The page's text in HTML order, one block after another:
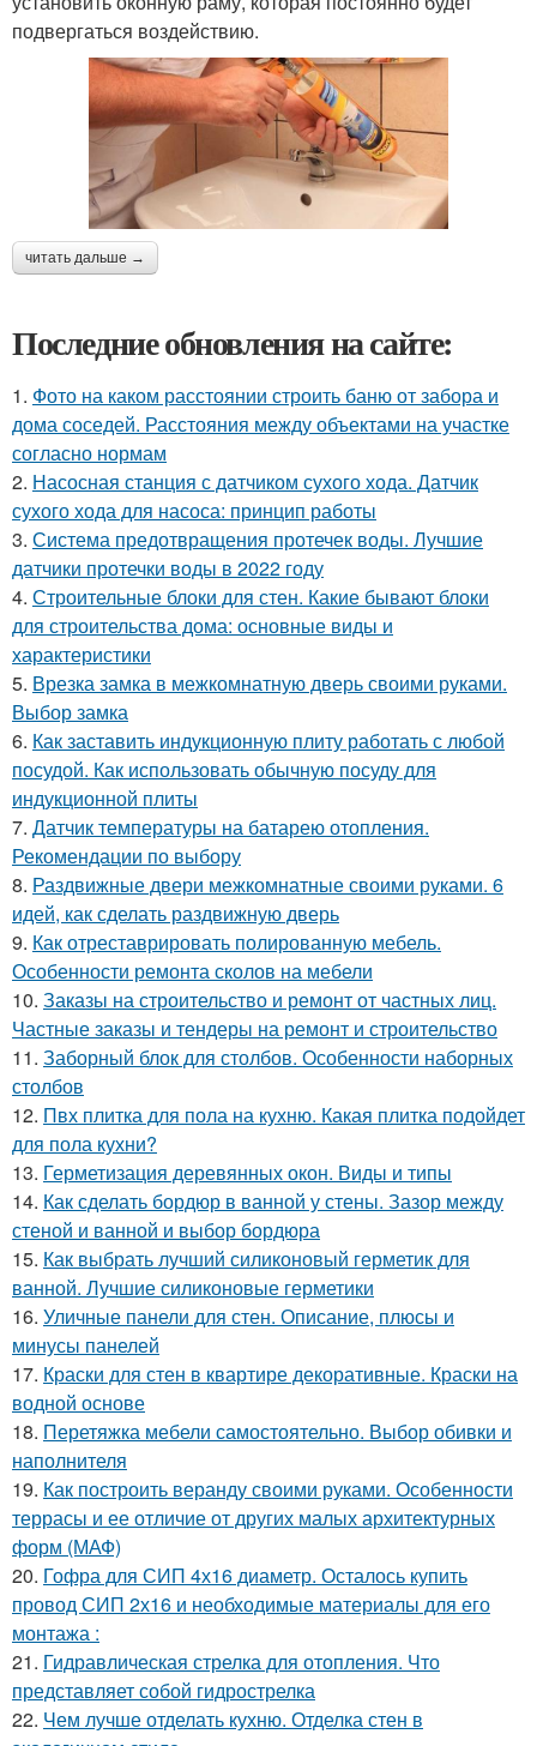
подвергаться воздействию.
читать дальше →
Последние обновления на сайте:
1. Фото на каком расстоянии строить баню от забора и
дома соседей. Расстояния между объектами на участке
согласно нормам
2. Насосная станция с датчиком сухого хода. Датчик
сухого хода для насоса: принцип работы
3. Система предотвращения протечек воды. Лучшие
датчики протечки воды в 2022 году
4. Строительные блоки для стен. Какие бывают блоки
для строительства дома: основные виды и
характеристики
5. Врезка замка в межкомнатную дверь своими руками.
Выбор замка
6. Как заставить индукционную плиту работать с любой
посудой. Как использовать обычную посуду для
индукционной плиты
7. Датчик температуры на батарею отопления.
Рекомендации по выбору
8. Раздвижные двери межкомнатные своими руками. 6
идей, как сделать раздвижную дверь
9. Как отреставрировать полированную мебель.
Особенности ремонта сколов на мебели
10. Заказы на строительство и ремонт от частных лиц.
Частные заказы и тендеры на ремонт и строительство
11. Заборный блок для столбов. Особенности наборных
столбов
12. Пвх плитка для пола на кухню. Какая плитка подойдет
для пола кухни?
13. Герметизация деревянных окон. Виды и типы
14. Как сделать бордюр в ванной у стены. Зазор между
стеной и ванной и выбор бордюра
15. Как выбрать лучший силиконовый герметик для
ванной. Лучшие силиконовые герметики
16. Уличные панели для стен. Описание, плюсы и
минусы панелей
17. Краски для стен в квартире декоративные. Краски на
водной основе
18. Перетяжка мебели самостоятельно. Выбор обивки и
наполнителя
19. Как построить веранду своими руками. Особенности
террасы и ее отличие от других малых архитектурных
форм (МАФ)
20. Гофра для СИП 4х16 диаметр. Осталось купить
провод СИП 2х16 и необходимые материалы для его
монтажа :
21. Гидравлическая стрелка для отопления. Что
представляет собой гидрострелка
22. Чем лучше отделать кухню. Отделка стен в